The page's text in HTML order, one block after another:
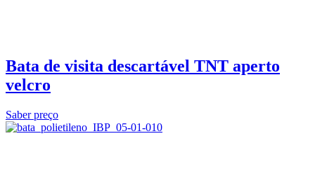
Bata de visita descartável TNT aperto
velcro
Saber preço